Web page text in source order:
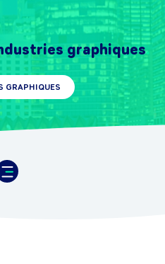
graphiques
GRAPHIQUES